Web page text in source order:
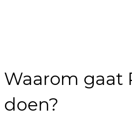
Waarom gaat
doen?